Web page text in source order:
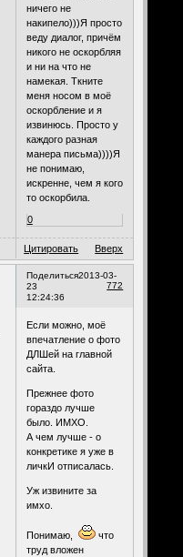
ничего не
накипело)))Я просто
веду диалог, причём
никого не оскорбляя
и ни на что не
намекая. Ткните
меня носом в моё
оскорбление и я
извинюсь. Просто у
каждого разная
манера письма))))Я
не понимаю,
искренне, чем я кого
то оскорбила.
0
Цитировать Вверх
Поделиться
772
2013-03-
23
12:24:36
Если можно, моё
впечатление о фото
ДЛШей на главной
сайта.
Прежнее фото
гораздо лучше
было. ИМХО.
А чем лучше - о
конкретике я уже в
личкИ отписалась.
Уж извините за
имхо.
Понимаю,
что
труд вложен